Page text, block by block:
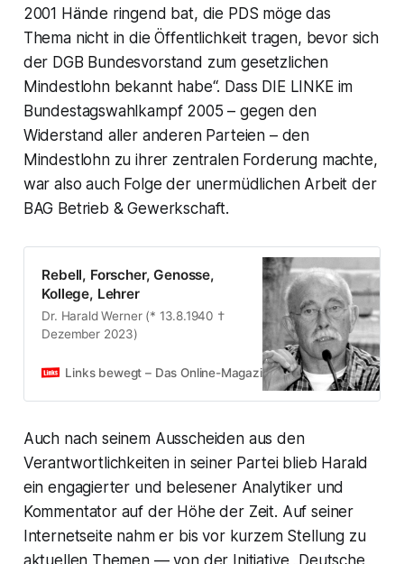
2001 Hände ringend bat, die PDS möge das
Thema nicht in die Öffentlichkeit tragen, bevor sich
der DGB Bundesvorstand zum gesetzlichen
Mindestlohn bekannt habe“. Dass DIE LINKE im
Bundestagswahlkampf 2005 – gegen den
Widerstand aller anderen Parteien – den
Mindestlohn zu ihrer zentralen Forderung machte,
war also auch Folge der unermüdlichen Arbeit der
BAG Betrieb & Gewerkschaft.
Rebell, Forscher, Genosse,
Kollege, Lehrer
Dr. Harald Werner (* 13.8.1940 †
Dezember 2023)
Links bewegt – Das Online-Magazin der LINKEN.
Auch nach seinem Ausscheiden aus den
Verantwortlichkeiten in seiner Partei blieb Harald
ein engagierter und belesener Analytiker und
Kommentator auf der Höhe der Zeit. Auf seiner
Internetseite nahm er bis vor kurzem Stellung zu
aktuellen Themen — von der Initiative „Deutsche